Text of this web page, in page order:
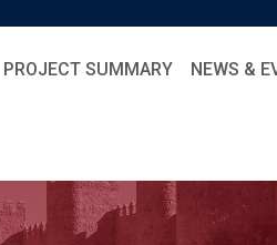
PROJECT SUMMARY NEWS &